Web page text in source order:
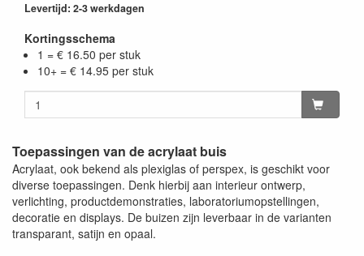
Levertijd: 2-3 werkdagen
Kortingsschema
1 = € 16.50 per stuk
10+ = € 14.95 per stuk
Toepassingen van de acrylaat buis
Acrylaat, ook bekend als plexiglas of perspex, is geschikt voor
diverse toepassingen. Denk hierbij aan interieur ontwerp,
verlichting, productdemonstraties, laboratoriumopstellingen,
decoratie en displays. De buizen zijn leverbaar in de varianten
transparant, satijn en opaal.